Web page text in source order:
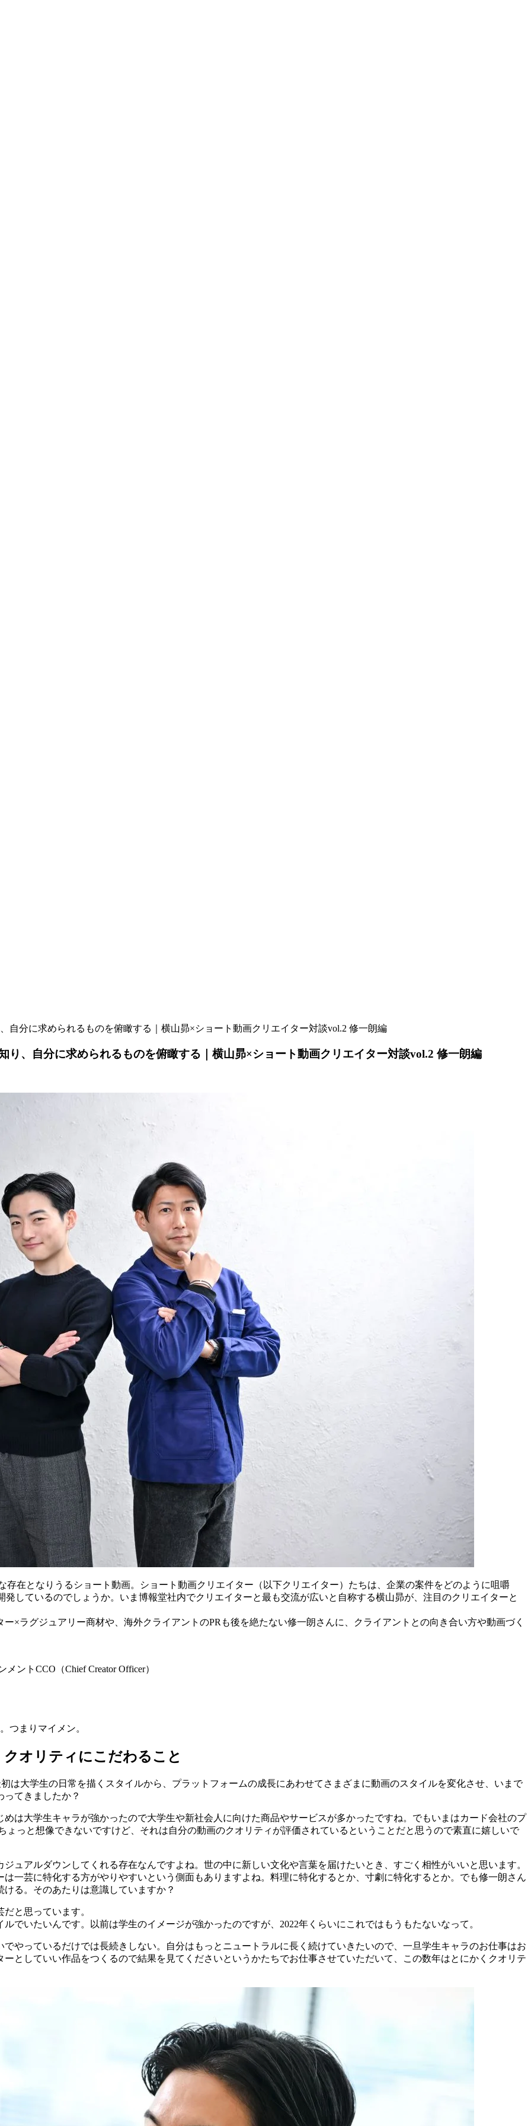
自分に求められるものを俯瞰する｜横山昴×ショート動画クリエイター対談vol.2 修一朗編
り、自分に求められるものを俯瞰する｜横山昴×ショート動画クリエイター対談vol.2 修一朗編
存在となりうるショート動画。ショート動画クリエイター（以下クリエイター）たちは、企業の案件をどのように咀嚼
発しているのでしょうか。いま博報堂社内でクリエイターと最も交流が広いと自称する横山昴が、注目のクリエイターと
×ラグジュアリー商材や、海外クライアントのPRも後を絶たない修一朗さんに、クライアントとの向き合い方や動画づく
ントCCO（Chief Creator Officer）
つまりマイメン。
オリティにこだわること
は大学生の日常を描くスタイルから、プラットフォームの成長にあわせてさまざまに動画のスタイルを変化させ、いまで
てきましたか？
は大学生キャラが強かったので大学生や新社会人に向けた商品やサービスが多かったですね。でもいまはカード会社のプ
ょっと想像できないですけど、それは自分の動画のクオリティが評価されているということだと思うので素直に嬉しいで
ュアルダウンしてくれる存在なんですよね。世の中に新しい文化や言葉を届けたいとき、すごく相性がいいと思います。
一芸に特化する方がやりやすいという側面もありますよね。料理に特化するとか、寸劇に特化するとか。でも修一朗さん
る。そのあたりは意識していますか？
と思っています。
でいたいんです。以前は学生のイメージが強かったのですが、2022年くらいにこれではもうもたないなって。
やっているだけでは長続きしない。自分はもっとニュートラルに長く続けていきたいので、一旦学生キャラのお仕事はお
としていい作品をつくるので結果を見てくださいというかたちでお仕事させていただいて、この数年はとにかくクオリテ